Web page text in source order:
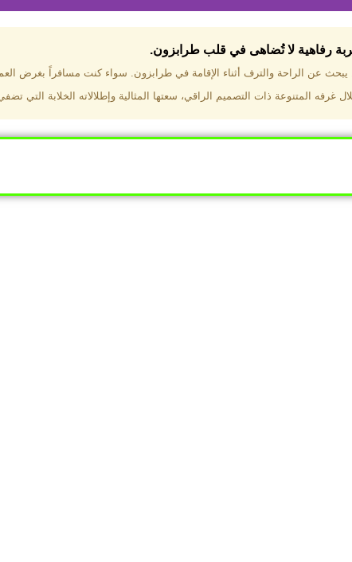
فندق دبل تري هيلتون
مرافق متكاملة تشمل مسبحًا داخليًا، سبا، صالة ألعاب
رفاهية لا تُضاهى في قلب طرابزون.​
يبحث عن الراحة والترف أثناء الإقامة في طرابزون. سواء كنت مسافراً بغرض
غرفه المتنوعة ذات التصميم الراقي، سعتها المثالية وإطلالاته الخلابة التي